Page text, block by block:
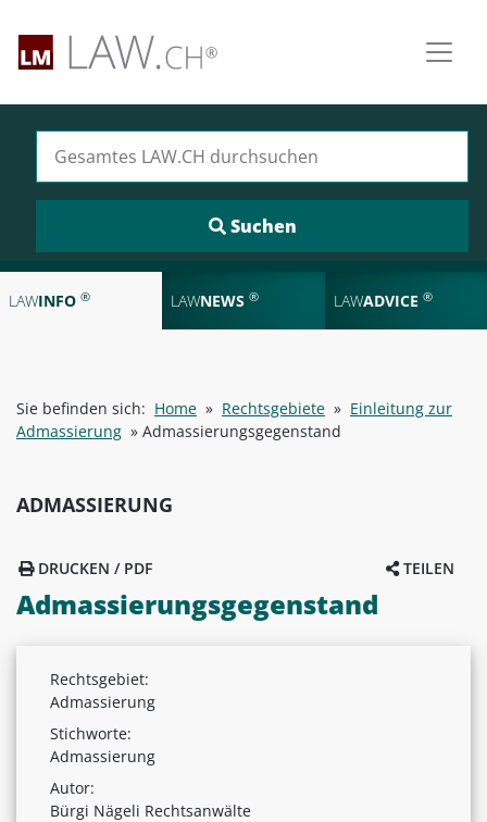
LAWINFO ® LAWNEWS ® LAWADVICE ®
Sie befinden sich: Home » Rechtsgebiete » Einleitung zur
Admassierung » Admassierungsgegenstand
ADMASSIERUNG
TEILEN
DRUCKEN / PDF
Admassierungsgegenstand
Rechtsgebiet:
Admassierung
Stichworte:
Admassierung
Autor:
Bürgi Nägeli Rechtsanwälte